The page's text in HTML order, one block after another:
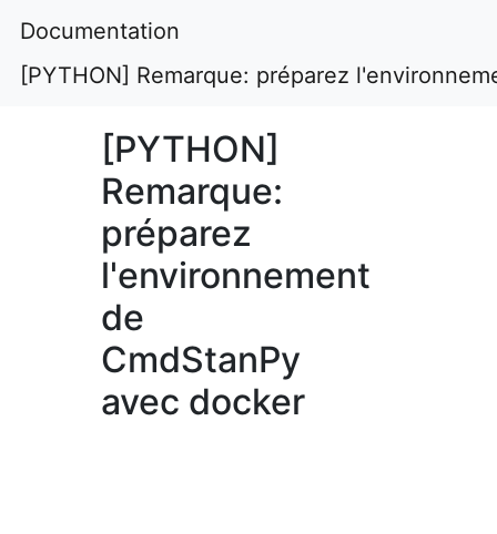
Documentation
[PYTHON] Remarque: préparez
[PYTHON]
Remarque:
préparez
l'environnement
de
CmdStanPy
avec docker